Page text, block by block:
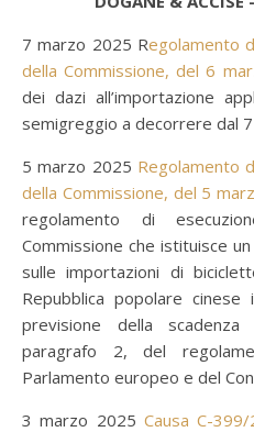
7 marzo 2025 Regolamento
della Commissione, del 6
dei dazi all’importazione
semigreggio a decorrere dal
5 marzo 2025 Regolamento
della Commissione, del 5
regolamento di
Commissione che istituisce
sulle importazioni di
Repubblica popolare
previsione della
paragrafo 2, del
Parlamento europeo e del
3 marzo 2025 Causa C-